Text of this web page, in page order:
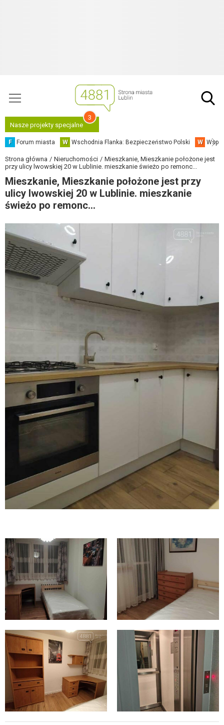
Nasze projekty specjalne
3
F Forum miasta W Wschodnia Flanka: Bezpieczeństwo Polski W
Strona główna Nieruchomości
Mieszkanie, Mieszkanie położone jest
przy ulicy lwowskiej 20 w Lublinie. mieszkanie świeżo po remonc...
Mieszkanie, Mieszkanie położone jest przy
ulicy lwowskiej 20 w Lublinie. mieszkanie
świeżo po remonc...